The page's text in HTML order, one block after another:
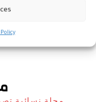
مجلة نسائية